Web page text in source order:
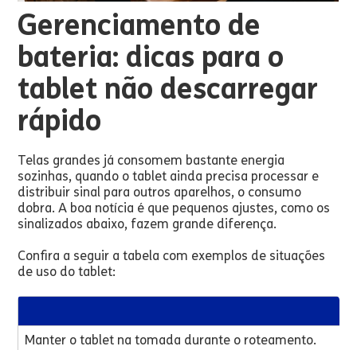
Gerenciamento de
bateria: dicas para o
tablet não descarregar
rápido
Telas grandes já consomem bastante energia
sozinhas, quando o tablet ainda precisa processar e
distribuir sinal para outros aparelhos, o consumo
dobra. A boa notícia é que pequenos ajustes, como os
sinalizados abaixo, fazem grande diferença.
Confira a seguir a tabela com exemplos de situações
de uso do tablet:
Manter o tablet na tomada durante o roteamento.